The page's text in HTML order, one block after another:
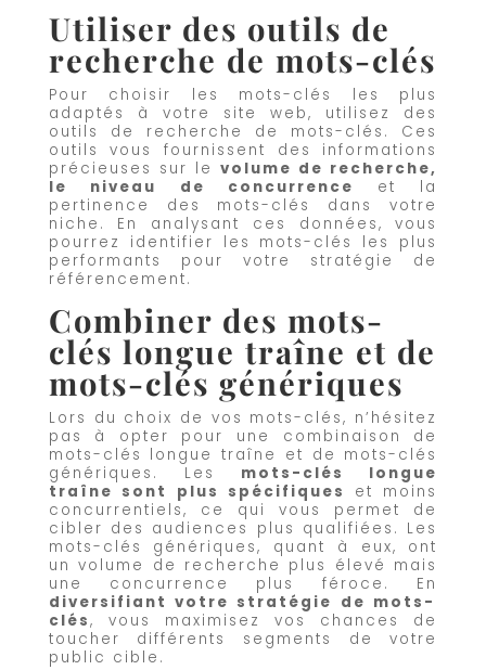
Utiliser des outils de
recherche de mots-clés
Pour choisir les mots-clés les plus
adaptés à votre site web, utilisez des
outils de recherche de mots-clés. Ces
outils vous fournissent des informations
précieuses sur levolume de recherche,
le niveau de concurrence et la
pertinence des mots-clés dans votre
niche. En analysant ces données, vous
pourrez identifier les mots-clés les plus
performants pour votre stratégie de
référencement.
Combiner des mots-
clés longue traîne et de
mots-clés génériques
Lors du choix de vos mots-clés, n’hésitez
pas à opter pour une combinaison de
mots-clés longue traîne et de mots-clés
génériques. Les mots-clés longue
traîne sont plus spécifiques et moins
concurrentiels, ce qui vous permet de
cibler des audiences plus qualifiées. Les
mots-clés génériques, quant à eux, ont
un volume de recherche plus élevé mais
une concurrence plus féroce. En
diversifiant votre stratégie de mots-
clés, vous maximisez vos chances de
toucher différents segments de votre
public cible.